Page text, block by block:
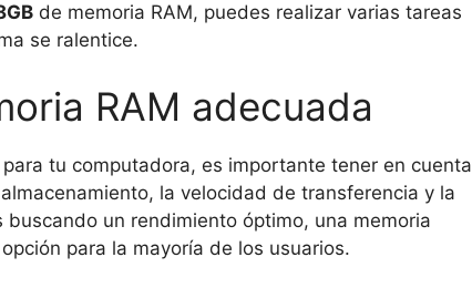
de memoria RAM, puedes realizar varias tareas
se ralentice.
RAM adecuada
tu computadora, es importante tener en cuenta
la velocidad de transferencia y la
un rendimiento óptimo, una memoria
para la mayoría de los usuarios.